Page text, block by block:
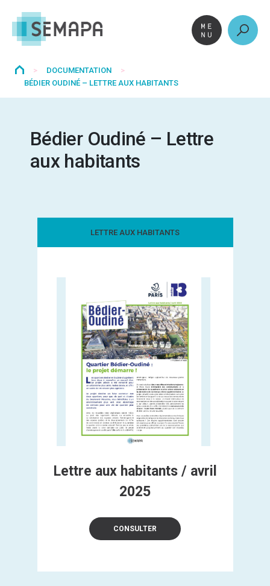
contenu
> DOCUMENTATION
>
BÉDIER OUDINÉ – LETTRE AUX HABITANTS
Bédier Oudiné – Lettre
aux habitants
LETTRE AUX HABITANTS
Lettre aux habitants / avril
2025
CONSULTER